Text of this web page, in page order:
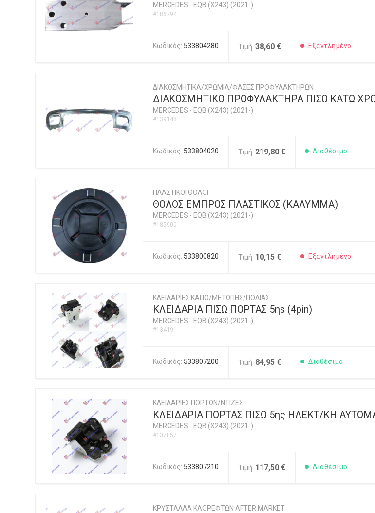
MERCEDES - EQB (X243) (2021-)
#186794
Κωδικός: 533804280 Τιμή: 38,60 € Εξαντλημένο
ΔΙΑΚΟΣΜΗΤΙΚΑ/ΧΡΩΜΙΑ/ΦΑΣΕΣ ΠΡΟΦΥΛΑΚΤΗΡΩΝ
ΔΙΑΚΟΣΜΗΤΙΚΟ ΠΡΟΦΥΛΑΚΤΗΡΑ ΠΙΣΩ ΚΑΤΩ
MERCEDES - EQB (X243) (2021-)
#139143
Κωδικός: 533804020 Τιμή: 219,80 € Διαθέσιμο
ΠΛΑΣΤΙΚΟΙ ΘΟΛΟΙ
ΘΟΛΟΣ ΕΜΠΡΟΣ ΠΛΑΣΤΙΚΟΣ (ΚΑΛΥΜΜΑ)
MERCEDES - EQB (X243) (2021-)
#185900
Κωδικός: 533800820 Τιμή: 10,15 € Εξαντλημένο
ΚΛΕΙΔΑΡΙΕΣ ΚΑΠΟ/ΜΕΤΩΠΗΣ/ΠΟΔΙΑΣ
ΚΛΕΙΔΑΡΙΑ ΠΙΣΩ ΠΟΡΤΑΣ 5ηs (4pin)
MERCEDES - EQB (X243) (2021-)
#134191
Κωδικός: 533807200 Τιμή: 84,95 € Διαθέσιμο
ΚΛΕΙΔΑΡΙΕΣ ΠΟΡΤΩΝ/ΝΤΙΖΕΣ
ΚΛΕΙΔΑΡΙΑ ΠΟΡΤΑΣ ΠΙΣΩ 5ης ΗΛΕΚΤ/ΚΗ
MERCEDES - EQB (X243) (2021-)
#137857
Κωδικός: 533807210 Τιμή: 117,50 € Διαθέσιμο
ΚΡΥΣΤΑΛΛΑ ΚΑΘΡΕΦΤΩΝ AFTER MARKET